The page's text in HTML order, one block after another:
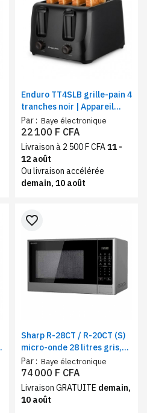
Enduro TT4SLB grille-pain 4
tranches noir | Appareil
pratique 1400 W,
brunissage 6 niveaux
Par : Baye électronique
22 100 F CFA
Livraison à 2 500 F CFA11 -
12 août
Ou livraison accélérée
demain, 10 août
Sharp R-28CT / R-20CT (S)
micro-onde 28 litres gris,
Cavité LED, Fonction
minuterie
Par : Baye électronique
favorite_border
74 000 F CFA
Livraison GRATUITE demain,
10 août